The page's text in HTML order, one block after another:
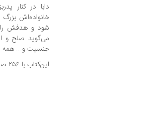
دابا در کنار
خانواده‌اش
شود و هدفش را
می‌گوید صلح و
جنسیت و... همه
این‌کتاب با ۲۵۶ صفحه و قیمت ۷۸ هزار تومان منتشر شده است.